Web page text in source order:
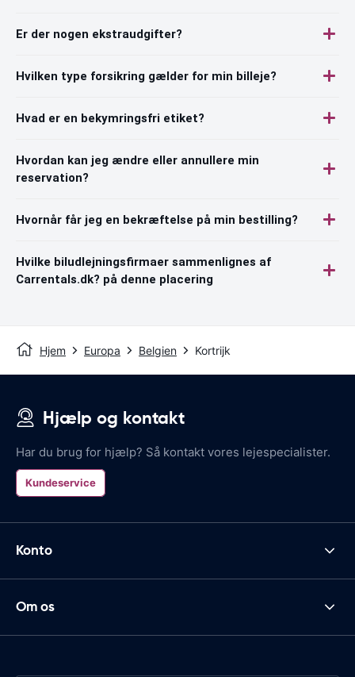
Er der nogen ekstraudgifter?
Hvilken type forsikring gælder for min billeje?
Hvad er en bekymringsfri etiket?
Hvordan kan jeg ændre eller annullere min
reservation?
Hvornår får jeg en bekræftelse på min bestilling?
Hvilke biludlejningsfirmaer sammenlignes af
Carrentals.dk? på denne placering
Hjem Europa Belgien Kortrijk
Hjælp og kontakt
Har du brug for hjælp? Så kontakt vores lejespecialister.
Kundeservice
Konto
Om os